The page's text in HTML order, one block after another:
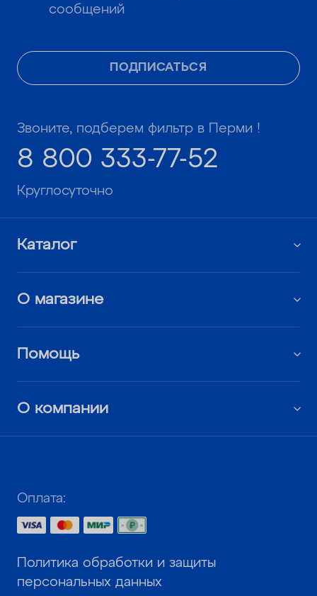
ПОДПИСАТЬСЯ
сообщений
Звоните, подберем фильтр в Перми !
8 800 333-77-52
Круглосуточно
Каталог
О магазине
Помощь
О компании
Оплата:
Политика обработки и защиты
персональных данных